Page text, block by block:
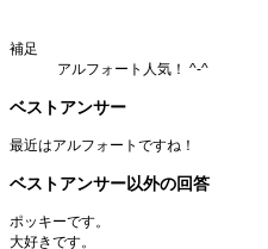
補足
アルフォート人気！ ^-^
ベストアンサー
最近はアルフォートですね！
ベストアンサー以外の回答
ポッキーです。
大好きです。